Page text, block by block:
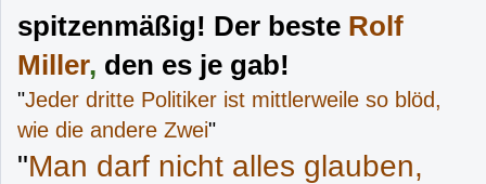
spitzenmäßig! Der beste Rolf
Miller, den es je gab!
"Jeder dritte Politiker ist mittlerweile so blöd,
wie die andere Zwei"
"Man darf nicht alles glauben,